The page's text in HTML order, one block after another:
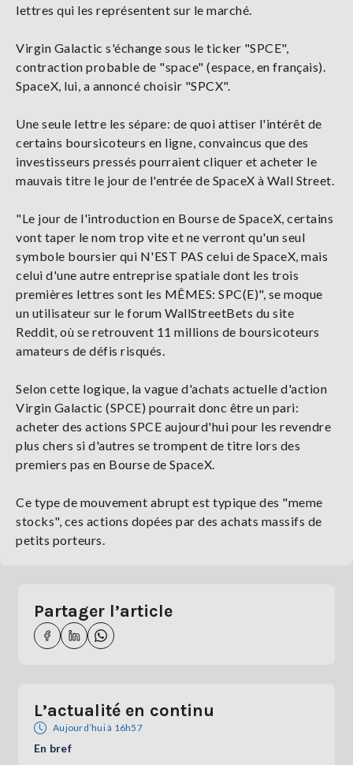
lettres qui les représentent sur le marché.
Virgin Galactic s'échange sous le ticker "SPCE",
contraction probable de "space" (espace, en français).
SpaceX, lui, a annoncé choisir "SPCX".
Une seule lettre les sépare: de quoi attiser l'intérêt de
certains boursicoteurs en ligne, convaincus que des
investisseurs pressés pourraient cliquer et acheter le
mauvais titre le jour de l'entrée de SpaceX à Wall Street.
"Le jour de l'introduction en Bourse de SpaceX, certains
vont taper le nom trop vite et ne verront qu'un seul
symbole boursier qui N'EST PAS celui de SpaceX, mais
celui d'une autre entreprise spatiale dont les trois
premières lettres sont les MÊMES: SPC(E)", se moque
un utilisateur sur le forum WallStreetBets du site
Reddit, où se retrouvent 11 millions de boursicoteurs
amateurs de défis risqués.
Selon cette logique, la vague d'achats actuelle d'action
Virgin Galactic (SPCE) pourrait donc être un pari:
acheter des actions SPCE aujourd'hui pour les revendre
plus chers si d'autres se trompent de titre lors des
premiers pas en Bourse de SpaceX.
Ce type de mouvement abrupt est typique des "meme
stocks", ces actions dopées par des achats massifs de
petits porteurs.
Partager l’article
L’actualité en continu
Aujourd’hui à 16h57
En bref